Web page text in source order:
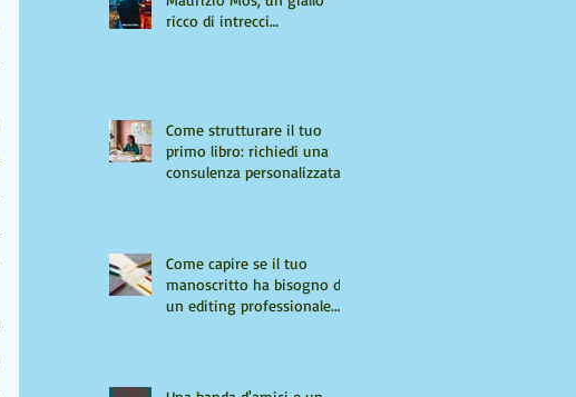
ricco di intrecci
Come strutturare il tuo
primo libro: richiedi una
consulenza personalizzata
Come capire se il tuo
manoscritto ha bisogno di
un editing professionale.